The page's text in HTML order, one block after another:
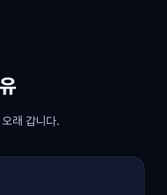
래 갑니다.